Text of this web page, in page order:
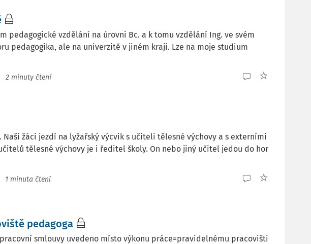
pedagogické vzdělání na úrovni Bc. a k tomu vzdělání Ing. ve svém
pedagogika, ale na univerzitě v jiném kraji. Lze na moje studium
2 minuty čtení
žáci jezdí na lyžařský výcvik s učiteli tělesné výchovy a s externími
tělesné výchovy je i ředitel školy. On nebo jiný učitel jedou do hor
1 minuta čtení
pedagoga
smlouvy uvedeno místo výkonu práce=pravidelnému pracovišti